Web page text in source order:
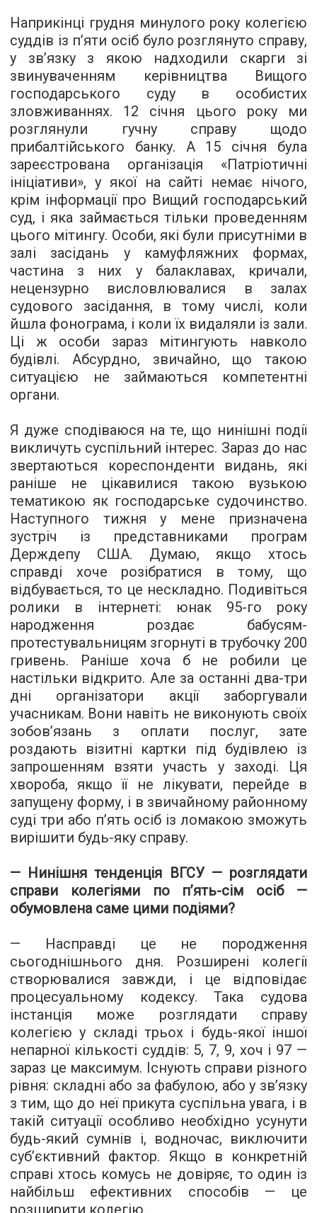
Наприкінці грудня минулого року колегією
суддів із п’яти осіб було розглянуто справу,
у зв’язку з якою надходили скарги зі
звинуваченням керівництва Вищого
господарського суду в особистих
зловживаннях. 12 січня цього року ми
розглянули гучну справу щодо
прибалтійського банку. А 15 січня була
зареєстрована організація «Патріотичні
ініціативи», у якої на сайті немає нічого,
крім інформації про Вищий господарський
суд, і яка займається тільки проведенням
цього мітингу. Особи, які були присутніми в
залі засідань у камуфляжних формах,
частина з них у балаклавах, кричали,
нецензурно висловлювалися в залах
судового засідання, в тому числі, коли
йшла фонограма, і коли їх видаляли із зали.
Ці ж особи зараз мітингують навколо
будівлі. Абсурдно, звичайно, що такою
ситуацією не займаються компетентні
органи.
Я дуже сподіваюся на те, що нинішні події
викличуть суспільний інтерес. Зараз до нас
звертаються кореспонденти видань, які
раніше не цікавилися такою вузькою
тематикою як господарське судочинство.
Наступного тижня у мене призначена
зустріч із представниками програм
Держдепу США. Думаю, якщо хтось
справді хоче розібратися в тому, що
відбувається, то це нескладно. Подивіться
ролики в інтернеті: юнак 95-го року
народження роздає бабусям-
протестувальницям згорнуті в трубочку 200
гривень. Раніше хоча б не робили це
настільки відкрито. Але за останні два-три
дні організатори акції заборгували
учасникам. Вони навіть не виконують своїх
зобов’язань з оплати послуг, зате
роздають візитні картки під будівлею із
запрошенням взяти участь у заході. Ця
хвороба, якщо її не лікувати, перейде в
запущену форму, і в звичайному районному
суді три або п’ять осіб із ломакою зможуть
вирішити будь-яку справу.
— Нинішня тенденція ВГСУ — розглядати
справи колегіями по п’ять-сім осіб —
обумовлена саме цими подіями?
— Насправді це не породження
сьогоднішнього дня. Розширені колегії
створювалися завжди, і це відповідає
процесуальному кодексу. Така судова
інстанція може розглядати справу
колегією у складі трьох і будь-якої іншої
непарної кількості суддів: 5, 7, 9, хоч і 97 —
зараз це максимум. Існують справи різного
рівня: складні або за фабулою, або у зв’язку
з тим, що до неї прикута суспільна увага, і в
такій ситуації особливо необхідно усунути
будь-який сумнів і, водночас, виключити
суб’єктивний фактор. Якщо в конкретній
справі хтось комусь не довіряє, то один із
найбільш ефективних способів — це
розширити колегію.